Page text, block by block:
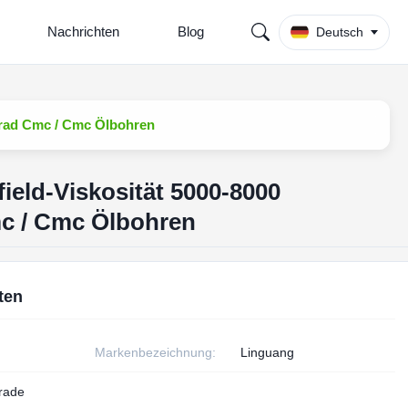
Nachrichten Blog Deutsch
Cmc / Cmc Ölbohren
Viskosität 5000-8000
/ Cmc Ölbohren
Markenbezeichnung: Linguang